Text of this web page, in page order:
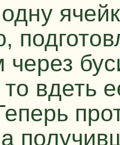
через
вдеть